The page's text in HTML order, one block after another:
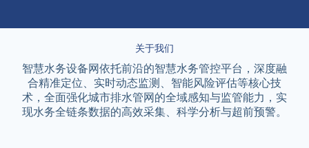
关于我们
智慧水务设备网依托前沿的智慧水务管控平台，深度融
合精准定位、实时动态监测、智能风险评估等核心技
术，全面强化城市排水管网的全域感知与监管能力，实
现水务全链条数据的高效采集、科学分析与超前预警。